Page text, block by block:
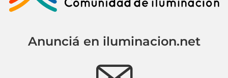
Anunciá en iluminacion.net